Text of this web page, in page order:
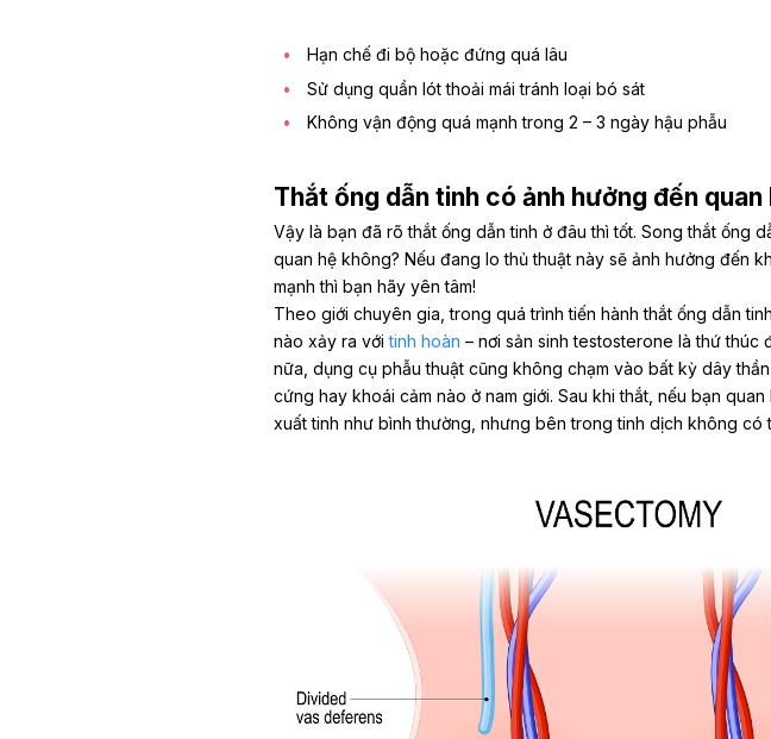
Hạn chế đi bộ hoặc đứng quá lâu
Sử dụng quần lót thoải mái tránh loại bó sát
Không vận động quá mạnh trong 2 – 3 ngày hậu phẫu
Thắt ống dẫn tinh có ảnh hưởng đến quan
Vậy là bạn đã rõ thắt ống dẫn tinh ở đâu thì tốt. Song thắt ống
quan hệ không? Nếu đang lo thủ thuật này sẽ ảnh hưởng đến
mạnh thì bạn hãy yên tâm!
Theo giới chuyên gia, trong quá trình tiến hành thắt ống dẫn
nào xảy ra vớitinh hoàn – nơi sản sinh testosterone là thứ thúc
nữa, dụng cụ phẫu thuật cũng không chạm vào bất kỳ dây
cứng hay khoái cảm nào ở nam giới. Sau khi thắt, nếu bạn
xuất tinh như bình thường, nhưng bên trong tinh dịch không có